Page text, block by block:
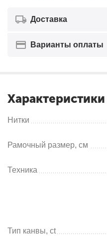
Доставка
Варианты оплаты
Характеристики
Нитки
Рамочный размер, см
Техника
Тип канвы, ct